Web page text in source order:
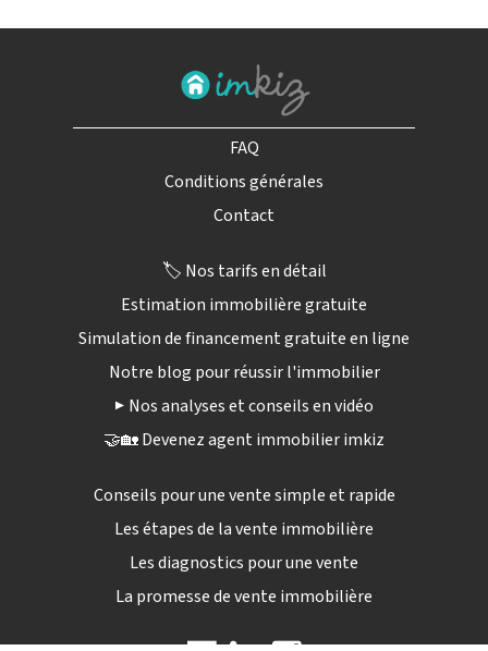
FAQ
Conditions générales
Contact
🏷️ Nos tarifs en détail
Estimation immobilière gratuite
Simulation de financement gratuite en ligne
Notre blog pour réussir l'immobilier
▶️ Nos analyses et conseils en vidéo
🤝🏡 Devenez agent immobilier imkiz
Conseils pour une vente simple et rapide
Les étapes de la vente immobilière
Les diagnostics pour une vente
La promesse de vente immobilière